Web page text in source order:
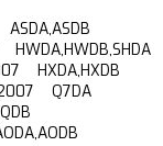
HXDA,HXDB
Q7DA